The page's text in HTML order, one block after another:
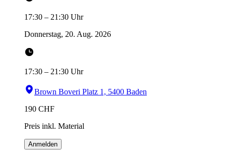
17:30 – 21:30 Uhr
Donnerstag, 20. Aug. 2026
17:30 – 21:30 Uhr
Brown Boveri Platz 1, 5400 Baden
190 CHF
Preis inkl. Material
Anmelden